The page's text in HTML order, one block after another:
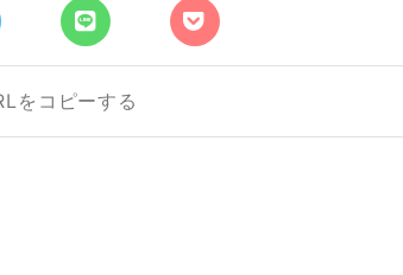
をコピーする